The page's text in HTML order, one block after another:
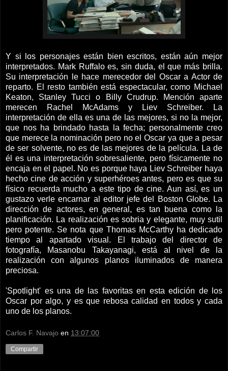
Y si los personajes están bien escritos, están aún mejor
interpretados. Mark Ruffalo es, sin duda, el que más brilla.
Su interpretación le hace merecedor del Oscar a Actor de
reparto. El resto también está espectacular, como Michael
Keaton, Stanley Tucci o Billy Crudrup. Mención aparte
merecen Rachel McAdams y Liev Schreiber. La
interpretación de ella es una de las mejores, si no la mejor,
que nos ha brindado hasta la fecha; personalmente creo
que merece la nominación pero no el Oscar ya que a pesar
de ser solvente, no es de las mejores de la película. La de
él es una interpretación sobresaliente, pero físicamente no
encaja en el papel. No es porque haya Liev Schreiber haya
hecho cine de acción y superhéroes antes, pero es que su
físico recuerda mucho a este tipo de cine. Aun así, es un
gustazo verle encarnar al editor jefe del Boston Globe. La
dirección de actores, en general, es tan buena como la
planificación. La realización es sobria y elegante, muy sutil
pero potente. Se nota que Thomas McCarthy ha dedicado
tiempo al apartado visual. El trabajo del director de
fotografía, Masanobu Takayanagi, está al nivel de la
realización con algunos planos iluminados de manera
preciosa.
'Spotlight' es una de las favoritas en esta edición de los
Oscar por algo, y es que rebosa calidad en todos y cada
uno de los planos.
Carlos F. Navajo en 13:07:00
Compartir